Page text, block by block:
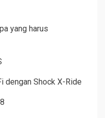
yang harus
dengan Shock X-Ride